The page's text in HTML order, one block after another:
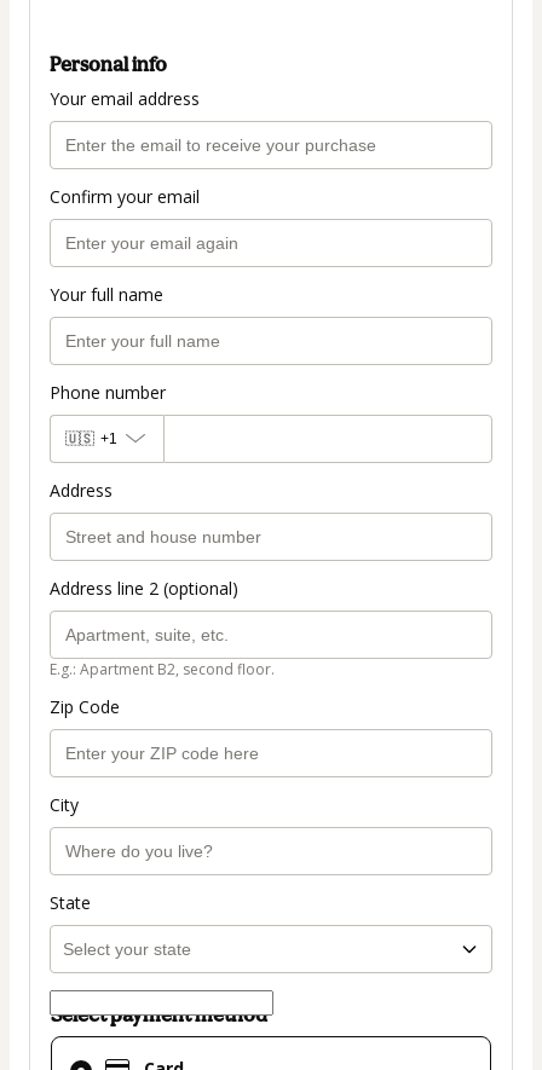
Personal info
Your email address
Confirm your email
Your full name
Phone number
🇺🇸 +1
Address
Address line 2 (optional)
E.g.: Apartment B2, second floor.
Zip Code
City
State
Select payment method
Card